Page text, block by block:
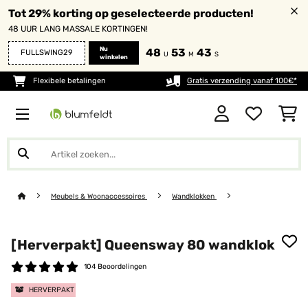
Tot 29% korting op geselecteerde producten!
48 UUR LANG MASSALE KORTINGEN!
FULLSWING29
Nu
winkelen
48 U 53 M 41 S
Flexibele betalingen Gratis verzending vanaf 100€*
Meubels & Woonaccessoires Wandklokken
[Herverpakt] Queensway 80 wandklok
104 Beoordelingen
HERVERPAKT